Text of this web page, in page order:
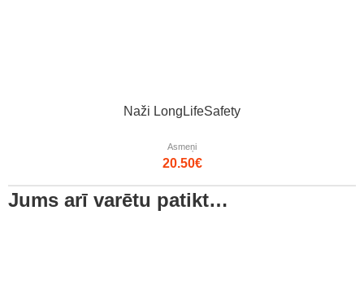
Naži LongLifeSafety
Asmeņi
20.50€
Jums arī varētu patikt…